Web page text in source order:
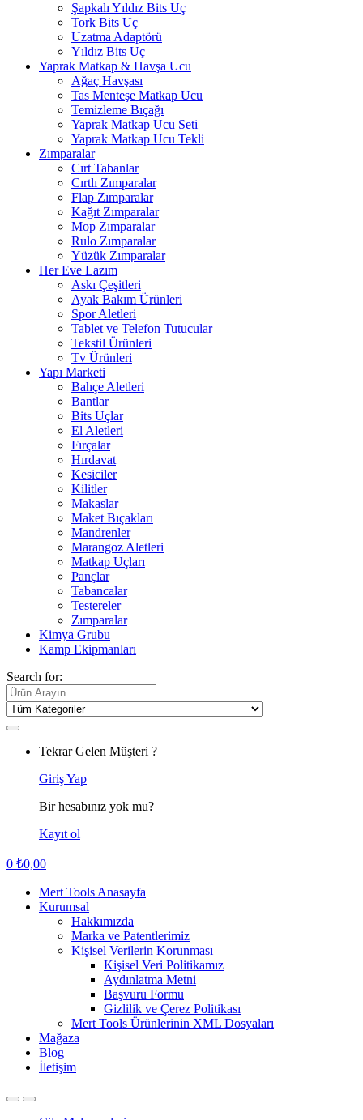
Şapkalı Yıldız Bits Uç
Tork Bits Uç
Uzatma Adaptörü
Yıldız Bits Uç
Yaprak Matkap & Havşa Ucu
Ağaç Havşası
Tas Menteşe Matkap Ucu
Temizleme Bıçağı
Yaprak Matkap Ucu Seti
Yaprak Matkap Ucu Tekli
Zımparalar
Cırt Tabanlar
Cırtlı Zımparalar
Flap Zımparalar
Kağıt Zımparalar
Mop Zımparalar
Rulo Zımparalar
Yüzük Zımparalar
Her Eve Lazım
Askı Çeşitleri
Ayak Bakım Ürünleri
Spor Aletleri
Tablet ve Telefon Tutucular
Tekstil Ürünleri
Tv Ürünleri
Yapı Marketi
Bahçe Aletleri
Bantlar
Bits Uçlar
El Aletleri
Fırçalar
Hırdavat
Kesiciler
Kilitler
Makaslar
Maket Bıçakları
Mandrenler
Marangoz Aletleri
Matkap Uçları
Pançlar
Tabancalar
Testereler
Zımparalar
Kimya Grubu
Kamp Ekipmanları
Search for:
Tekrar Gelen Müşteri ?
Giriş Yap
Bir hesabınız yok mu?
Kayıt ol
0 ₺0,00
Mert Tools Anasayfa
Kurumsal
Hakkımızda
Marka ve Patentlerimiz
Kişisel Verilerin Korunması
Kişisel Veri Politikamız
Aydınlatma Metni
Başvuru Formu
Gizlilik ve Çerez Politikası
Mert Tools Ürünlerinin XML Dosyaları
Mağaza
Blog
İletişim